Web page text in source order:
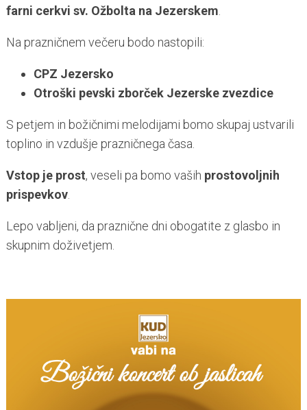
farni cerkvi sv. Ožbolta na Jezerskem
Na prazničnem večeru bodo nastopili:
CPZ Jezersko
Otroški pevski zborček Jezerske zvezdice
S petjem in božičnimi melodijami bomo skupaj ustvarili
toplino in vzdušje prazničnega časa.
Vstop je prost, veseli pa bomo vaših prostovoljnih
prispevkov.
Lepo vabljeni, da praznične dni obogatite z glasbo in
skupnim doživetjem.